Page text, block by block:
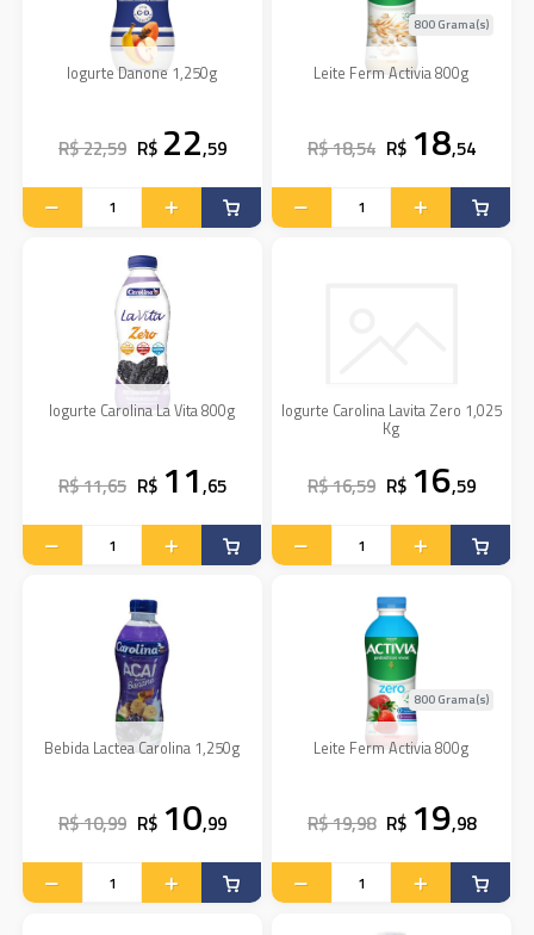
Iogurte Danone 1,250g
R$ 22,59 R$ 22,59
Leite Ferm Activia 800g
800 Grama(s)
R$ 18,54 R$ 18,54
Iogurte Carolina La Vita 800g
R$ 11,65 R$ 11,65
Iogurte Carolina Lavita Zero 1,025
Kg
R$ 16,59 R$ 16,59
Bebida Lactea Carolina 1,250g
R$ 10,99 R$ 10,99
Leite Ferm Activia 800g
800 Grama(s)
R$ 19,98 R$ 19,98